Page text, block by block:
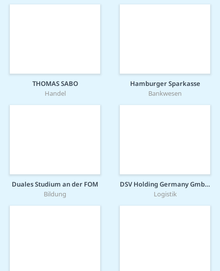
THOMAS SABO
Handel
Hamburger Sparkasse
Bankwesen
Duales Studium an der FOM
Bildung
DSV Holding Germany GmbH DESSHRT
Logistik